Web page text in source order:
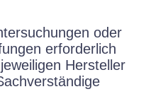
oder
erforderlich
Hersteller